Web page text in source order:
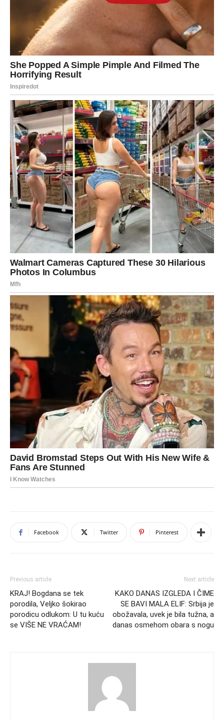
Facebook Twitter Pinterest
Previous article
KRAJ! Bogdana se tek
porodila, Veljko šokirao
porodicu odlukom: U tu kuću
se VIŠE NE VRAĆAM!
Next article
KAKO DANAS IZGLEDA I ČIME
SE BAVI MALA ELIF: Srbija je
obožavala, uvek je bila tužna, a
danas osmehom obara s nogu